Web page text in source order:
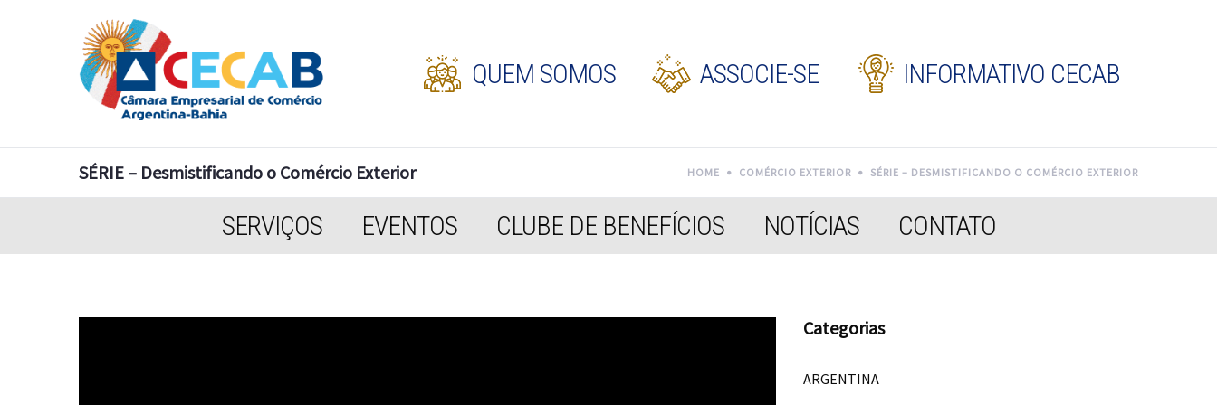
QUEM SOMOS ASSOCIE-SE INFORMATIVO CECAB
SÉRIE – Desmistificando o Comércio Exterior HOME COMÉRCIO EXTERIOR SÉRIE – DESMISTIFICANDO O COMÉRCIO EXTERIOR
SERVIÇOS EVENTOS CLUBE DE BENEFÍCIOS NOTÍCIAS CONTATO
Categorias
ARGENTINA